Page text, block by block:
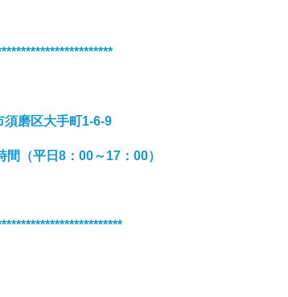
磨区大手町1-6-9
（平日8：00～17：00）